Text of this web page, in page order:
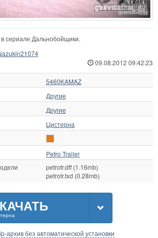
сериале Дальнобойщики.
09.08.2012 09:42:23
5460KAMAZ
Другие
Другие
Цистерна
Petro Trailer
petrotr.dff (1.16mb)
petrotr.txd (0.28mb)
архив без автоматической установки